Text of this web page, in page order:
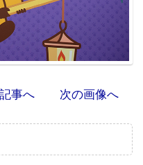
事へ 次の画像へ